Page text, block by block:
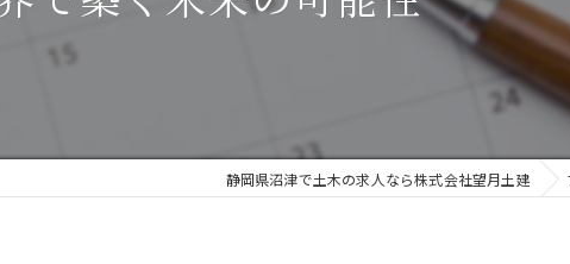
正社員
アルバイト
静岡県沼津で土木の求人なら株式会社望月土建